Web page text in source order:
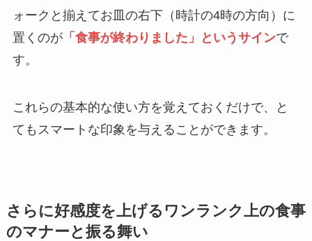
ォークと揃えてお皿の右下（時計の4時の方向）に
置くのが「食事が終わりました」というサインで
す。
これらの基本的な使い方を覚えておくだけで、と
てもスマートな印象を与えることができます。
さらに好感度を上げるワンランク上の食事
のマナーと振る舞い